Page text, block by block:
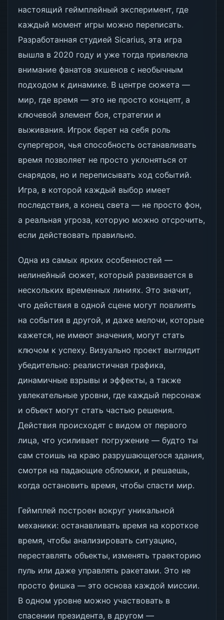
настоящий геймплейный эксперимент, где
каждый момент игры можно переписать.
Разработанная студией Sicarius, эта игра
вышла в 2020 году и уже тогда привлекла
внимание фанатов экшенов с необычным
подходом к динамике. В центре сюжета —
мир, где время — это не просто концепт, а
ключевой элемент боя, стратегии и
выживания. Игрок берет на себя роль
супергероя, чья способность останавливать
время позволяет не просто уклоняться от
снарядов, но и переписывать ход событий.
Игра, в которой каждый выбор имеет
последствия, а конец света — не просто фон,
а реальная угроза, которую можно отсрочить,
если действовать правильно.
Одна из самых ярких особенностей —
нелинейный сюжет, который развивается в
нескольких временных линиях. Это значит,
что действия в одной сцене могут повлиять
на события в другой, и даже мелочи, которые
кажется, не имеют значения, могут стать
ключом к успеху. Визуально проект выглядит
убедительно: реалистичная графика,
динамичные взрывы и эффекты, а также
увлекательные уровни, где каждый персонаж
и объект могут стать частью решения.
Действия происходят с видом от первого
лица, что усиливает погружение — будто ты
сам стоишь на краю разрушающегося здания,
смотря на падающие обломки, и решаешь,
когда остановить время, чтобы спасти мир.
Геймплей построен вокруг уникальной
механики: останавливать время на короткое
время, чтобы анализировать ситуацию,
переставлять объекты, изменять траекторию
пуль или даже управлять ракетами. Это не
просто фишка — это основа каждой миссии.
В одном уровне можно участвовать в
спасении президента, в другом —